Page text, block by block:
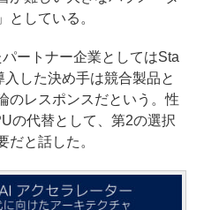
としている。
ートナー企業としてはSta
した決め手は競合製品と
のレスポンスだという。性
の代替として、第2の選択
だと話した。